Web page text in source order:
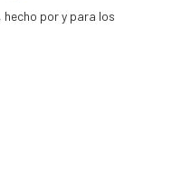
por y para los